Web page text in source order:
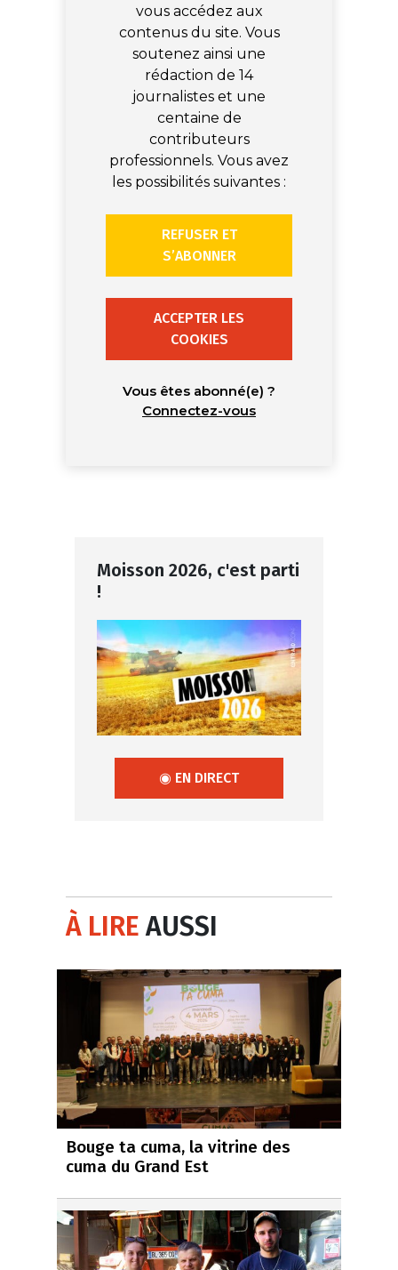
vous accédez aux
contenus du site. Vous
soutenez ainsi une
rédaction de 14
journalistes et une
centaine de
contributeurs
professionnels. Vous avez
les possibilités suivantes :
REFUSER ET
S’ABONNER
ACCEPTER LES
COOKIES
Vous êtes abonné(e) ?
Connectez-vous
Moisson 2026, c'est parti
!
◉ EN DIRECT
À LIREAUSSI
Bouge ta cuma, la vitrine des
cuma du Grand Est